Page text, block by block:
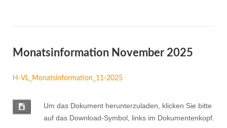
Monatsinformation November 2025
H-VL_Monatsinformation_11-2025
Um das Dokument herunterzuladen, klicken Sie bitte
auf das Download-Symbol, links im Dokumentenkopf.